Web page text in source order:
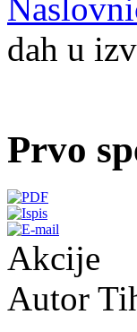
dah u
Prvo
Akcije
Autor